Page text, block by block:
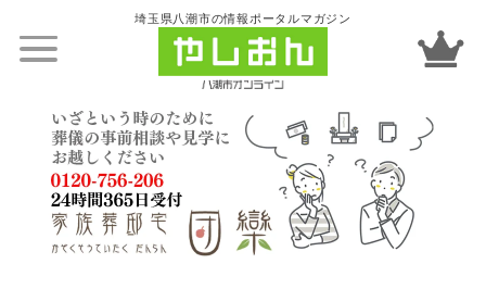
埼玉県八潮市の情報ポータルマガジン